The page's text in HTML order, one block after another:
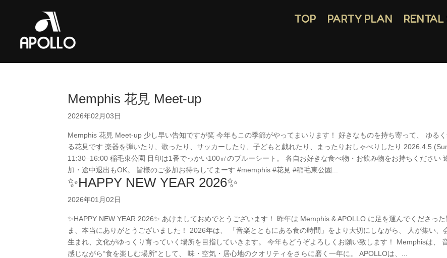
TOP PARTY PLAN RENTAL
Memphis 花見 Meet-up
2026年02月03日
Memphis 花見 Meet-up 少し早い告知ですが笑 今年もこの季節がやってまいります！ 好きなものを持ち寄って、 ゆるく
る花見です 楽器を弾いたり、歌ったり、サッカーしたり、子どもと戯れたり、まったりおしゃべりしたり 2026.4.5
11:30–16:00 稲毛東公園 目印は1番でっかい100㎡のブルーシート。 各自お好きな食べ物・お飲み物をお持ちください
加・途中退出もOK。 皆様のご参加お待ちしてまーす #memphis #花見 #稲毛東公園...
✨HAPPY NEW YEAR 2026✨
2026年01月02日
✨HAPPY NEW YEAR 2026✨ あけましておめでとうございます！ 昨年は Memphis & APOLLO に足を運んでくださった
ま、本当にありがとうございました！ 2026年は、 「音楽とともにある食の時間」をより大切にしながら、 人が集い、
生まれ、文化がゆっくり育っていく場所を目指していきます。 今年もどうぞよろしくお願い致します！ Memphisは、
感じながら“食を楽しむ場所”として、 味・空気・居心地のクオリティをさらに磨く一年に。 APOLLOは、...